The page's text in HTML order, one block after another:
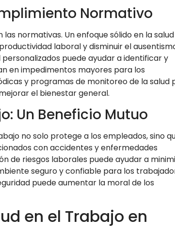
Normativo
normativas. Un enfoque sólido en la salud
laboral y disminuir el
puede ayudar a identificar y
en impedimentos mayores para los
y programas de monitoreo de la salud
el bienestar general.
Un Beneficio Mutuo
no solo protege a los empleados, sino
con accidentes y enfermedades
de riesgos laborales puede ayudar a
seguro y confiable para los
puede aumentar la moral de los
en el Trabajo en